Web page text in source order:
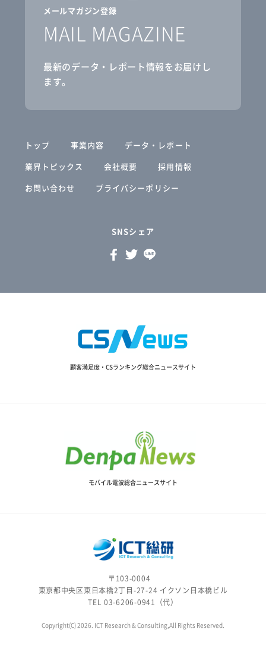
メールマガジン登録
MAIL MAGAZINE
最新のデータ・レポート情報をお届けし
ます。
トップ 事業内容
データ・レポート
業界トピックス
会社概要
採用情報
お問い合わせ
プライバシーポリシー
SNSシェア
顧客満足度・CSランキング総合ニュースサイト
モバイル電波総合ニュースサイト
〒103-0004
東京都中央区東日本橋2丁目-27-24 イクソン日本橋ビル
TEL 03-6206-0941（代）
Copyright(C) 2026. ICT Research & Consulting,All Rights Reserved.